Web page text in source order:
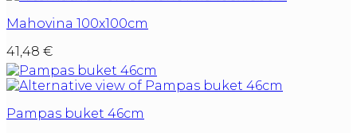
Mahovina 100x100cm
41,48 €
Pampas buket 46cm